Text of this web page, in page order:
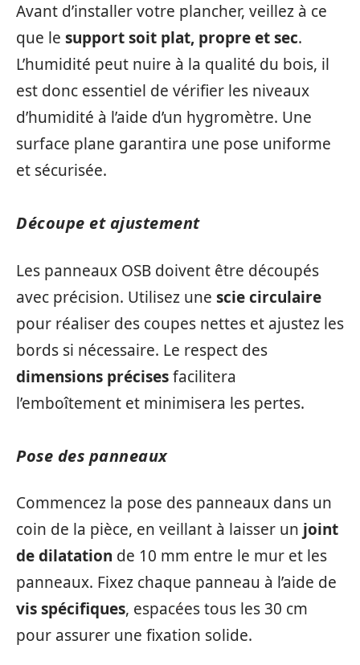
Avant d’installer votre plancher, veillez à ce
que le support soit plat, propre et sec.
L’humidité peut nuire à la qualité du bois, il
est donc essentiel de vérifier les niveaux
d’humidité à l’aide d’un hygromètre. Une
surface plane garantira une pose uniforme
et sécurisée.
Découpe et ajustement
Les panneaux OSB doivent être découpés
avec précision. Utilisez une scie circulaire
pour réaliser des coupes nettes et ajustez les
bords si nécessaire. Le respect des
dimensions précisesfacilitera
l’emboîtement et minimisera les pertes.
Pose des panneaux
Commencez la pose des panneaux dans un
coin de la pièce, en veillant à laisser un joint
de dilatation de 10 mm entre le mur et les
panneaux. Fixez chaque panneau à l’aide de
vis spécifiques, espacées tous les 30 cm
pour assurer une fixation solide.